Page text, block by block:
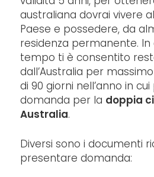
australiana dovrai vivere
Paese e possedere, da
residenza permanente.
tempo ti è consentito
dall’Australia per
di 90 giorni nell’anno in
domanda per la doppia
Australia.
Diversi sono i documenti
presentare domanda: